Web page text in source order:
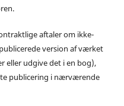
aftaler om ikke-
version af værket
eller udgive det i en bog),
publicering i nærværende